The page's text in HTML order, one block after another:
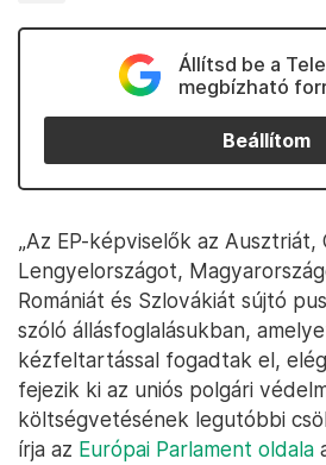
Állítsd be a
megbízható
Beállítom
„Az EP-képviselők az Ausztriát,
Lengyelországot,
Romániát és Szlovákiát sújtó
szóló állásfoglalásukban,
kézfeltartással fogadtak el,
fejezik ki az uniós polgári
költségvetésének legutóbbi
írja az Európai Parlament oldala